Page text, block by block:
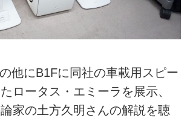
他にB1Fに同社の車載用スピー
ロータス・エミーラを展示、
家の土方久明さんの解説を聴